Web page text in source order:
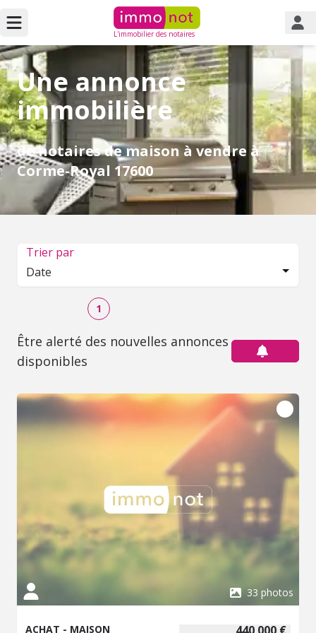
L'immobilier des notaires
Une annonce
immobilière
de notaires de maison à vendre à
Corme-Royal 17600
Trier par
Date
1
Être alerté des nouvelles annonces
disponibles
33 photos
ACHAT - MAISON